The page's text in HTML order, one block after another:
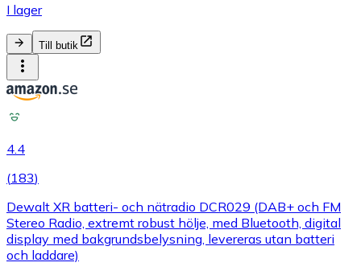
I lager
Till butik
4.4
(183)
Dewalt XR batteri- och nätradio DCR029 (DAB+ och FM
Stereo Radio, extremt robust hölje, med Bluetooth, digital
display med bakgrundsbelysning, levereras utan batteri
och laddare)